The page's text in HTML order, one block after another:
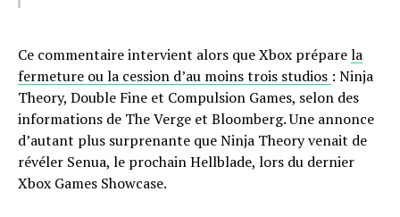
Ce commentaire intervient alors que Xbox préparela
fermeture ou la cession d’au moins trois studios : Ninja
Theory, Double Fine et Compulsion Games, selon des
informations de The Verge et Bloomberg. Une annonce
d’autant plus surprenante que Ninja Theory venait de
révéler Senua, le prochain Hellblade, lors du dernier
Xbox Games Showcase.